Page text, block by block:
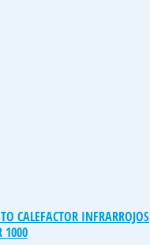
CALEFACTOR INFRARROJOS
1000